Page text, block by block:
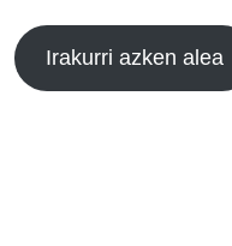
Irakurri azken alea